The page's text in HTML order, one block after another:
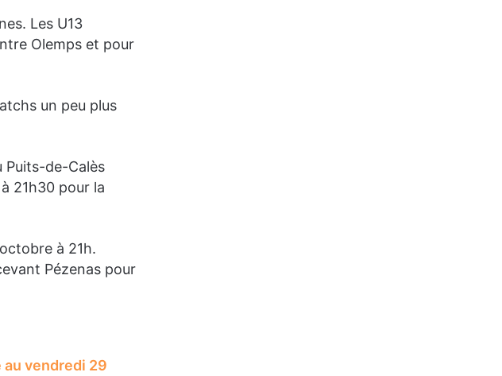
Les U13
Olemps et pour
un peu plus
Puits-de-Calès
21h30 pour la
à 21h.
Pézenas pour
vendredi 29